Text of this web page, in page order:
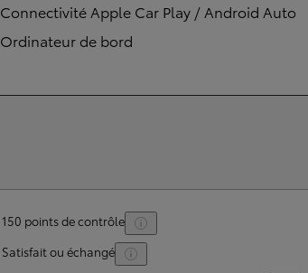
Connectivité Apple Car Play / Android Auto
Ordinateur de bord
150 points de contrôle
Satisfait ou échangé